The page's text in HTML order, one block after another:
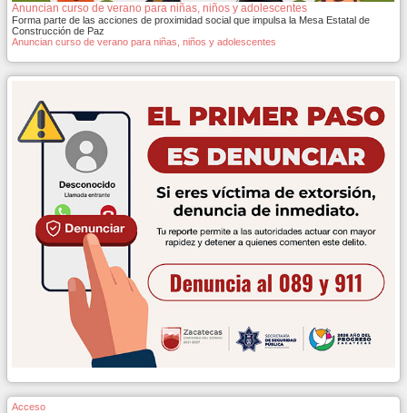
Anuncian curso de verano para niñas, niños y adolescentes
Forma parte de las acciones de proximidad social que impulsa la Mesa Estatal de
Construcción de Paz
Anuncian curso de verano para niñas, niños y adolescentes
Acceso